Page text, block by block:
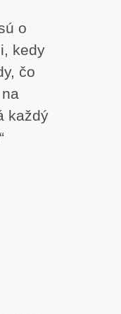
o
kedy
čo
každý